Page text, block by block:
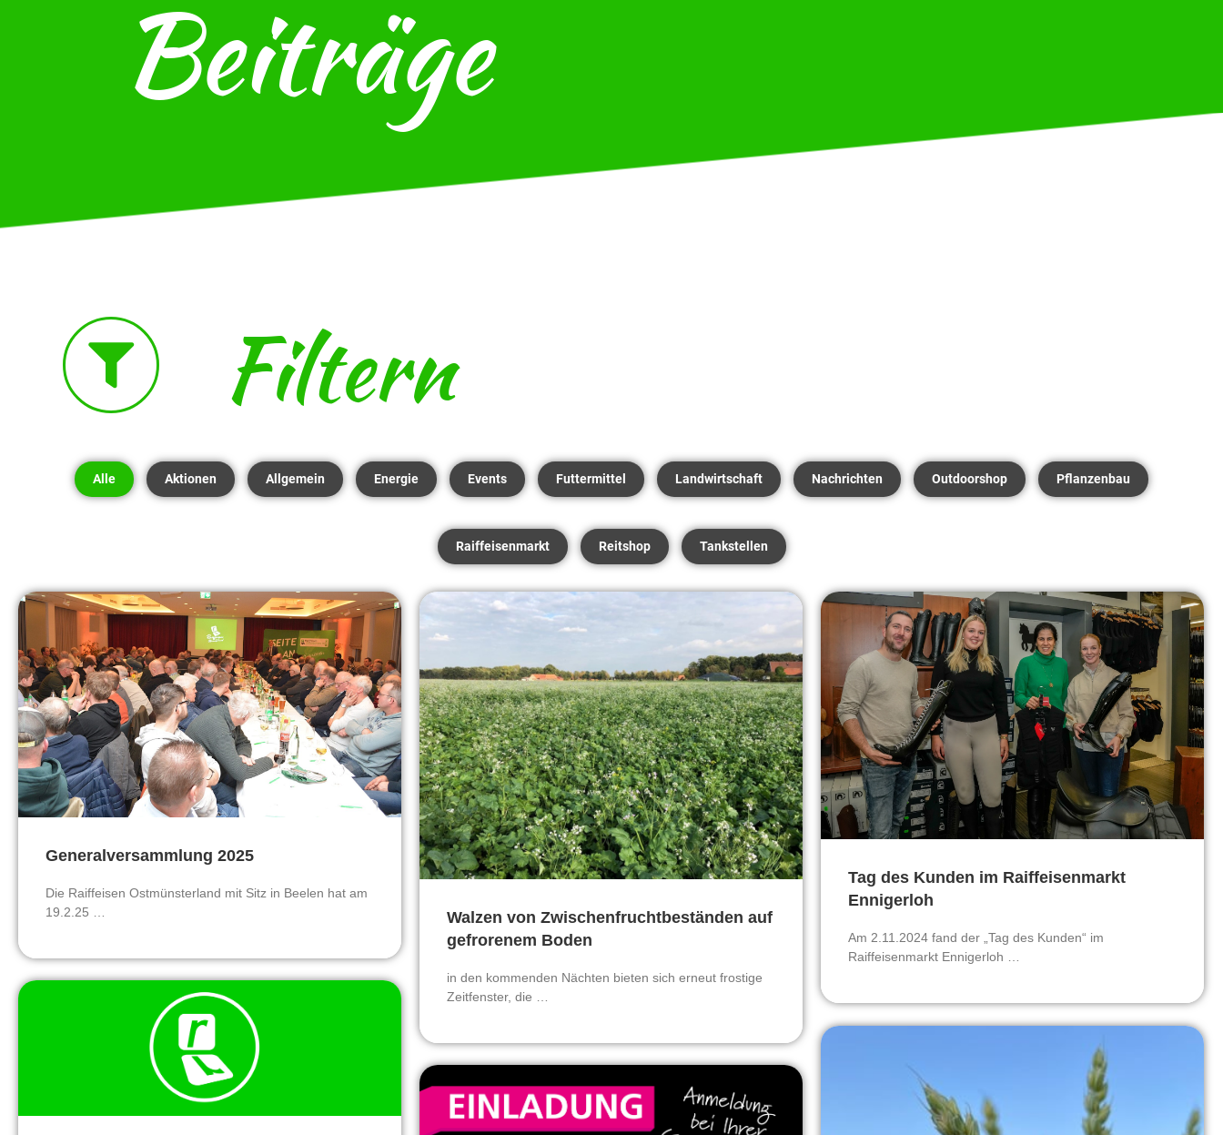
Beiträge
Filtern
Alle Aktionen Allgemein Energie Events Futtermittel Landwirtschaft Nachrichten Outdoorshop Pflanzenbau
Raiffeisenmarkt Reitshop Tankstellen
Generalversammlung 2025
Die Raiffeisen Ostmünsterland mit Sitz in Beelen hat am
19.2.25 …
Walzen von Zwischenfruchtbeständen auf
gefrorenem Boden
in den kommenden Nächten bieten sich erneut frostige
Zeitfenster, die …
Tag des Kunden im Raiffeisenmarkt
Ennigerloh
Am 2.11.2024 fand der „Tag des Kunden“ im
Raiffeisenmarkt Ennigerloh …